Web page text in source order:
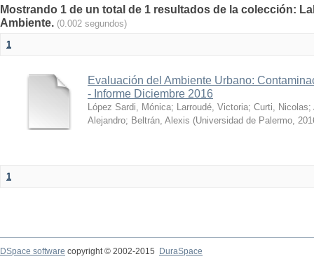
Mostrando 1 de un total de 1 resultados de la colección:
Ambiente. (0.002 segundos)
1
Evaluación del Ambiente Urbano:
- Informe Diciembre 2016
López Sardi, Mónica; Larroudé, Victoria; Curti, Nicolas;
Alejandro; Beltrán, Alexis (Universidad de Palermo,
1
DSpace software copyright © 2002-2015
DuraSpace